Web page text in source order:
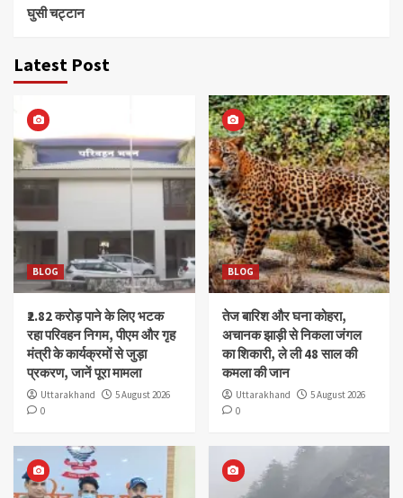
घुसी चट्टान
Latest Post
BLOG
₹2.82 करोड़ पाने के लिए भटक
रहा परिवहन निगम, पीएम और गृह
मंत्री के कार्यक्रमों से जुड़ा
प्रकरण, जानें पूरा मामला
Uttarakhand
5 August 2026
0
BLOG
तेज बारिश और घना कोहरा,
अचानक झाड़ी से निकला जंगल
का शिकारी, ले ली 48 साल की
कमला की जान
Uttarakhand
5 August 2026
0